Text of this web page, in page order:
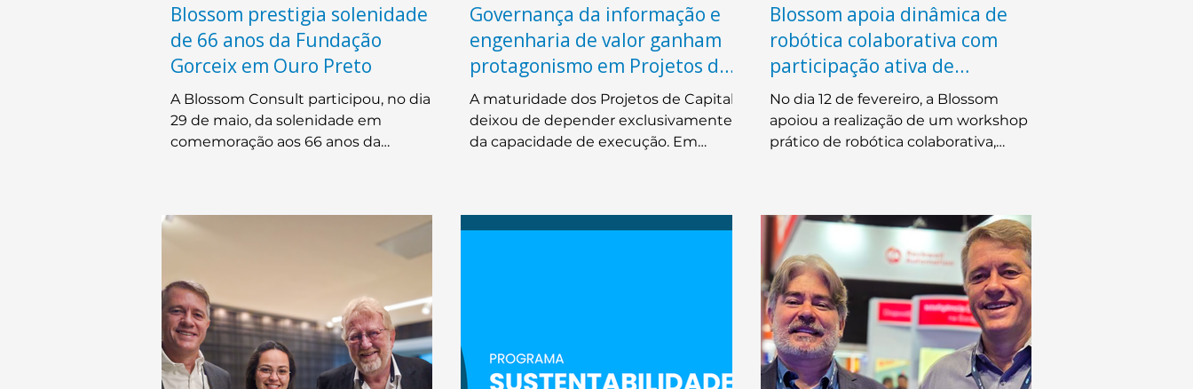
Blossom prestigia solenidade
de 66 anos da Fundação
Gorceix em Ouro Preto
A Blossom Consult participou, no dia
29 de maio, da solenidade em
comemoração aos 66 anos da
da Fundação, a empresa foi
representada por seu CEO, Frederico
autoridades, conselheiros,
representantes da UFOP, empresas
parceiras e colaboradores.
Governança da informação e
engenharia de valor ganham
protagonismo em Projetos de
Capital
A maturidade dos Projetos de Capital
deixou de depender exclusivamente
da capacidade de execução. Em
forma como as informações são
Blossom apoia dinâmica de
robótica colaborativa com
participação ativa de
colaboradores
No dia 12 de fevereiro, a Blossom
apoiou a realização de um workshop
prático de robótica colaborativa,
colaboradores.